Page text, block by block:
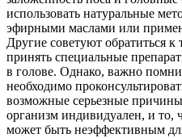
использовать натуральные
эфирными маслами или
Другие советуют обратиться
принять специальные
в голове. Однако, важно
необходимо
возможные серьезные
организм индивидуален, и то,
может быть неэффективным